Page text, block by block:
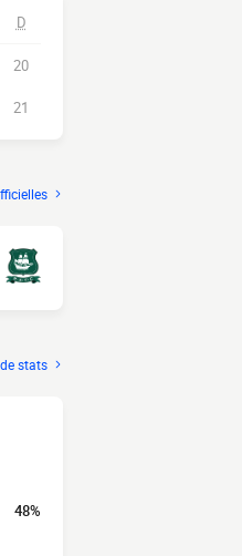
D
20
21
stats
48%